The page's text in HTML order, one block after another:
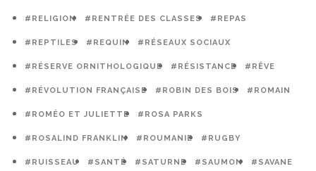
#RELIGION #RENTRÉE DES CLASSES #REPAS
#REPTILES #REQUIN #RÉSEAUX SOCIAUX
#RÉSERVE ORNITHOLOGIQUE #RÉSISTANCE #RÊVE
#RÉVOLUTION FRANÇAISE #ROBIN DES BOIS #ROMAIN
#ROMÉO ET JULIETTE #ROSA PARKS
#ROSALIND FRANKLIN #ROUMANIE #RUGBY
#RUISSEAU #SANTÉ #SATURNE #SAUMON #SAVANE